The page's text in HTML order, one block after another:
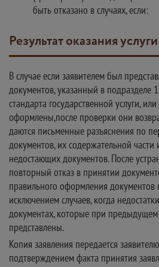
быть отказано в случаях, если:
Результат оказания услуги
В случае если заявителем был
документов, указанный в подразделе
стандарта государственной услуги,
оформлены,после проверки они
даются письменные разъяснения по
документов, их содержательной части
недостающих документов. После
повторный отказ в принятии
правильного оформления документов
исключением случаев, когда
документах, которые при
представлены.
Копия заявления передается
подтверждением факта принятия